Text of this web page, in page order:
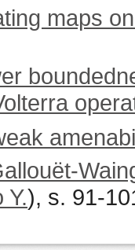
maps
Y.), s. 91-